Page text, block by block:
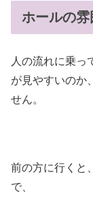
ホールの
人の流れに乗っ
が見やすいのか
せん。
前の方に行くと
で、